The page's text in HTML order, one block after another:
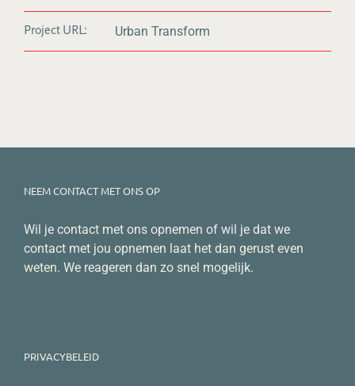
Project URL: Urban Transform
NEEM CONTACT MET ONS OP
Wil je contact met ons opnemen of wil je dat we
contact met jou opnemen laat het dan gerust even
weten. We reageren dan zo snel mogelijk.
PRIVACYBELEID